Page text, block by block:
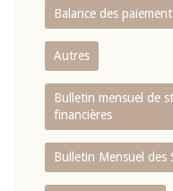
Balance des
Autres
Bulletin mensuel de
financières
Bulletin Mensuel des